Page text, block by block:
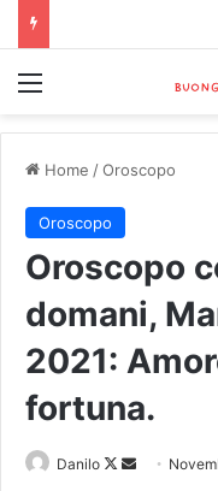
Home /Oroscopo
Oroscopo
Oroscopo
domani,
2021:
fortuna.
Danilo